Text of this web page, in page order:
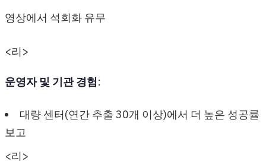
영상에서 석회화 유무
<리>
운영자 및 기관 경험:
대량 센터(연간 추출 30개 이상)에서 더 높은 성공률
보고
<리>